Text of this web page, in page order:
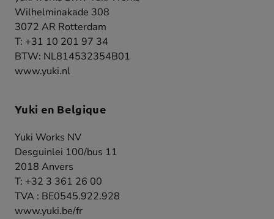
Wilhelminakade 308
3072 AR Rotterdam
T: +31 10 201 97 34
BTW: NL814532354B01
www.yuki.nl
Yuki en Belgique
Yuki Works NV
Desguinlei 100/bus 11
2018 Anvers
T: +32 3 361 26 00
TVA : BE0545.922.928
www.yuki.be/fr